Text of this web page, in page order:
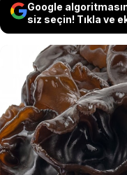
Google
siz seçin! Tıkla ve
Doğada
şekli,
çekiyor.
hasadı
kilosu